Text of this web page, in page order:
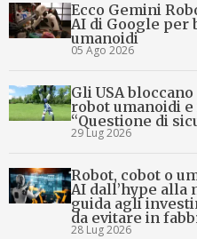
Ecco Gemini
AI di Google per
umanoidi
05 Ago 2026
Gli USA
robot umanoidi
“Questione di
29 Lug 2026
Robot, cobot o
AI dall’hype alla
guida agli
da evitare in
28 Lug 2026